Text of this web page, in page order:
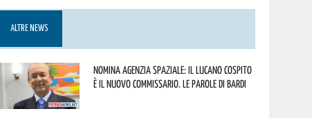
ALTRE NEWS
Nomina Agenzia Spaziale: il lucano Cospito
è il nuovo commissario. Le parole di Bardi